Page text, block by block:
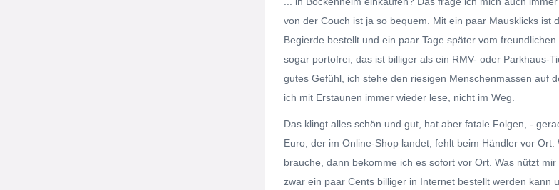
von der Couch ist ja so bequem. Mit ein paar Mausklicks ist
Begierde bestellt und ein paar Tage später vom
sogar portofrei, das ist billiger als ein RMV- oder Parkhaus-
gutes Gefühl, ich stehe den riesigen Menschenmassen auf
ich mit Erstaunen immer wieder lese, nicht im Weg.
Das klingt alles schön und gut, hat aber fatale Folgen, -
Euro, der im Online-Shop landet, fehlt beim Händler vor Ort.
brauche, dann bekomme ich es sofort vor Ort. Was nützt
zwar ein paar Cents billiger in Internet bestellt werden kann